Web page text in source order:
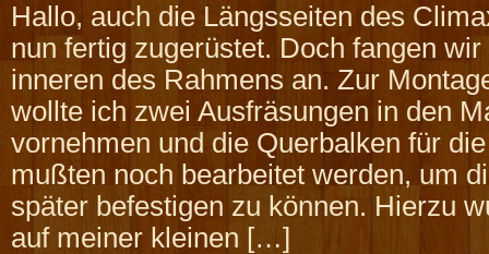
Hallo, auch die Längsseiten des
nun fertig zugerüstet. Doch fangen
inneren des Rahmens an. Zur
wollte ich zwei Ausfräsungen in den
vornehmen und die Querbalken für
mußten noch bearbeitet werden, um
später befestigen zu können. Hierzu
auf meiner kleinen […]